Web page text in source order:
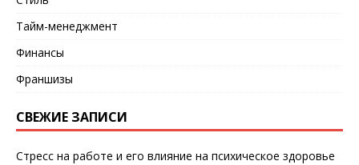
Тайм-менеджмент
Финансы
Франшизы
СВЕЖИЕ ЗАПИСИ
Стресс на работе и его влияние на психическое здоровье